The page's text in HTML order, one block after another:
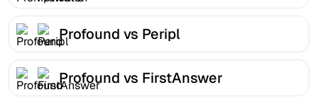
Profound vs Peripl
Profound vs FirstAnswer